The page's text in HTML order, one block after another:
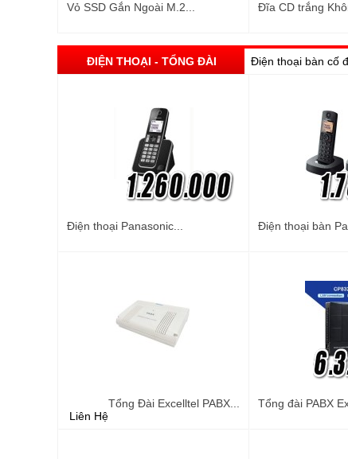
Vỏ SSD Gắn Ngoài M.2... Đĩa CD trắng
ĐIỆN THOẠI - TỔNG ĐÀI Điện thoại bàn cố
Điện thoại Panasonic... Điện thoại bàn
Liên Hệ
Tổng Đài Excelltel PABX...
Tổng đài PABX